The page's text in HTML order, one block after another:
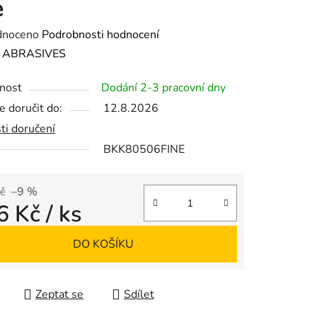
Podrobnosti hodnocení
ABRASIVES
Dodání 2-3 pracovní dny
doručit do:
12.8.2026
doručení
BKK80506FINE
–9 %
Kč/ ks
DO KOŠÍKU
Zeptat se Sdílet